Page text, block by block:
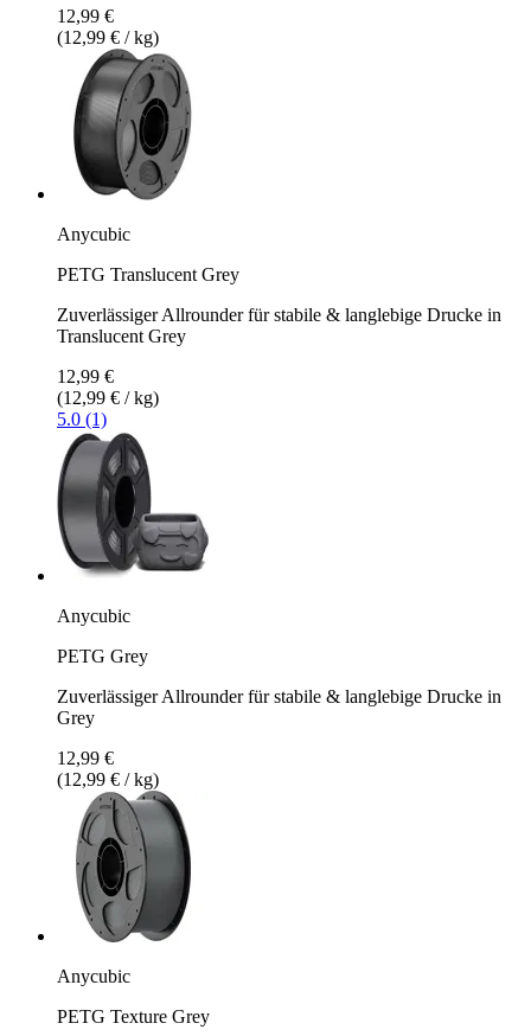
12,99 €
(12,99 € / kg)
Anycubic
PETG Translucent Grey
Zuverlässiger Allrounder für stabile & langlebige Drucke in
Translucent Grey
12,99 €
(12,99 € / kg)
5.0 (1)
Anycubic
PETG Grey
Zuverlässiger Allrounder für stabile & langlebige Drucke in
Grey
12,99 €
(12,99 € / kg)
Anycubic
PETG Texture Grey